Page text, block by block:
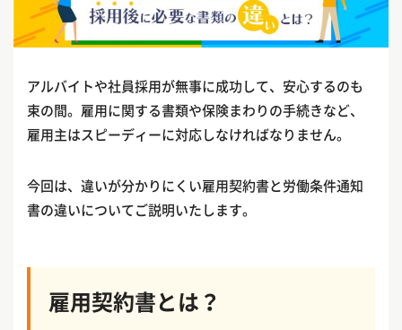
アルバイトや社員採用が無事に成功して、安心するのも
束の間。雇用に関する書類や保険まわりの手続きなど、
雇用主はスピーディーに対応しなければなりません。
今回は、違いが分かりにくい雇用契約書と労働条件通知
書の違いについてご説明いたします。
雇用契約書とは？